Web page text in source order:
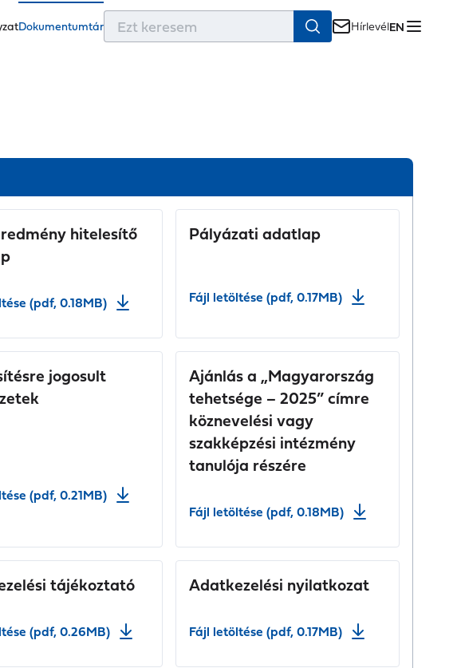
Dokumentumtár HírlevélEN
hitelesítő
(pdf, 0.18MB)
Pályázati adatlap
Fájl letöltése (pdf, 0.17MB)
jogosult
(pdf, 0.21MB)
Ajánlás a „Magyarország
tehetsége – 2025” címre
köznevelési vagy
szakképzési intézmény
tanulója részére
Fájl letöltése (pdf, 0.18MB)
tájékoztató
(pdf, 0.26MB)
Adatkezelési nyilatkozat
Fájl letöltése (pdf, 0.17MB)